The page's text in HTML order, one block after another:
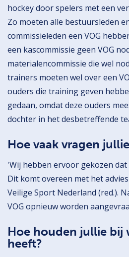
hockey door spelers met een
Zo moeten alle bestuursleden
commissieleden een VOG
een kascommissie geen VOG
materialencommissie die wel
trainers moeten wel over een
ouders die training geven
gedaan, omdat deze ouders
dochter in het desbetreffende
Hoe vaak vragen
'Wij hebben ervoor gekozen dat
Dit komt overeen met het
Veilige Sport Nederland (red.).
VOG opnieuw worden
Hoe houden jullie bij
heeft?